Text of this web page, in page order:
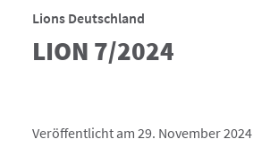
Lions Deutschland
LION 7/2024
Veröffentlicht am 29. November 2024